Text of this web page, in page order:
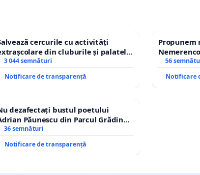
cercurile cu activități
din cluburile și palatele
copiilor
3 044 semnături
Notificare de transparență
Propunem
Sanatatii
56
Notificare
dezafectați bustul poetului
Păunescu din Parcul Grădina
Icoanei! Stop cenzurii culturale!
36 semnături
Notificare de transparență